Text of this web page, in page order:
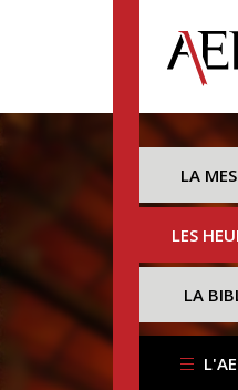
LA
LES
LA